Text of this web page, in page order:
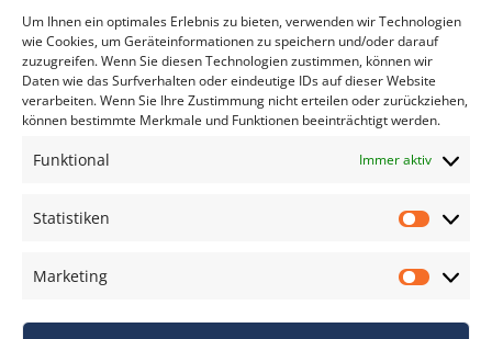
Um Ihnen ein optimales Erlebnis zu bieten, verwenden wir Technologien
wie Cookies, um Geräteinformationen zu speichern und/oder darauf
zuzugreifen. Wenn Sie diesen Technologien zustimmen, können wir
Daten wie das Surfverhalten oder eindeutige IDs auf dieser Website
verarbeiten. Wenn Sie Ihre Zustimmung nicht erteilen oder zurückziehen,
können bestimmte Merkmale und Funktionen beeinträchtigt werden.
Funktional Immer aktiv
Statistiken
Marketing
*